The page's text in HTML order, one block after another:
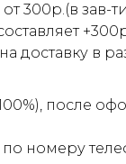
300р.(в зав-
доставку в
после
номеру